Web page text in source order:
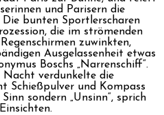
und Parisern die
bunten Sportlerscharen
die im strömenden
zuwinkten,
Ausgelassenheit etwas
Boschs „Narrenschiff“.
Nacht verdunkelte die
Schießpulver und Kompass
sondern „Unsinn“, sprich